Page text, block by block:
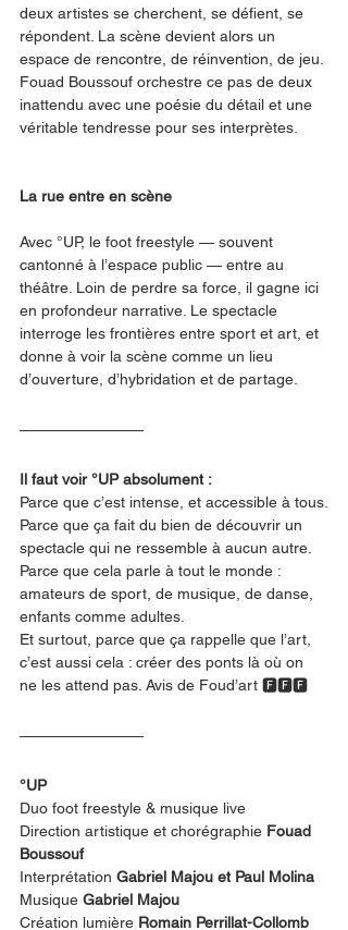
deux artistes se cherchent, se défient, se
répondent. La scène devient alors un
espace de rencontre, de réinvention, de jeu.
Fouad Boussouf orchestre ce pas de deux
inattendu avec une poésie du détail et une
véritable tendresse pour ses interprètes.
La rue entre en scène
Avec °UP, le foot freestyle — souvent
cantonné à l’espace public — entre au
théâtre. Loin de perdre sa force, il gagne ici
en profondeur narrative. Le spectacle
interroge les frontières entre sport et art, et
donne à voir la scène comme un lieu
d’ouverture, d’hybridation et de partage.
Il faut voir °UP absolument :
Parce que c’est intense, et accessible à tous.
Parce que ça fait du bien de découvrir un
spectacle qui ne ressemble à aucun autre.
Parce que cela parle à tout le monde :
amateurs de sport, de musique, de danse,
enfants comme adultes.
Et surtout, parce que ça rappelle que l’art,
c’est aussi cela : créer des ponts là où on
ne les attend pas. Avis de Foud’art 🅵🅵🅵
°UP
Duo foot freestyle & musique live
Direction artistique et chorégraphie Fouad
Boussouf
Interprétation Gabriel Majou et Paul Molina
Musique Gabriel Majou
Création lumière Romain Perrillat-Collomb